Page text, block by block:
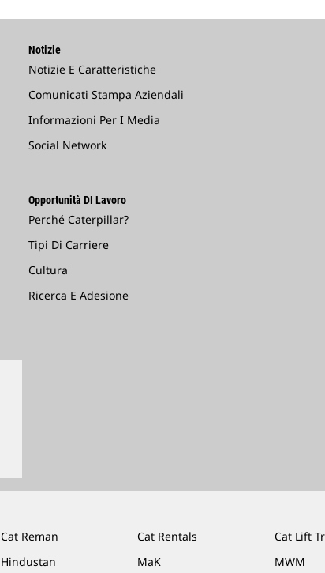
Notizie
Notizie E Caratteristiche
Comunicati Stampa Aziendali
Informazioni Per I Media
Social Network
Opportunità DI Lavoro
Perché Caterpillar?
Tipi Di Carriere
Cultura
Ricerca E Adesione
Cat Reman Cat Rentals
Cat Lift
Hindustan MaK MWM